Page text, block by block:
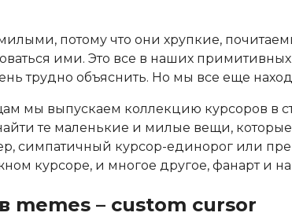
потому что они хрупкие,
ими. Это все в наших
трудно объяснить. Но мы все еще
мы выпускаем коллекцию курсоров в
те маленькие и милые вещи, которые
симпатичный курсор-единорог или
курсоре, и многое другое, фанарт и
memes – custom cursor